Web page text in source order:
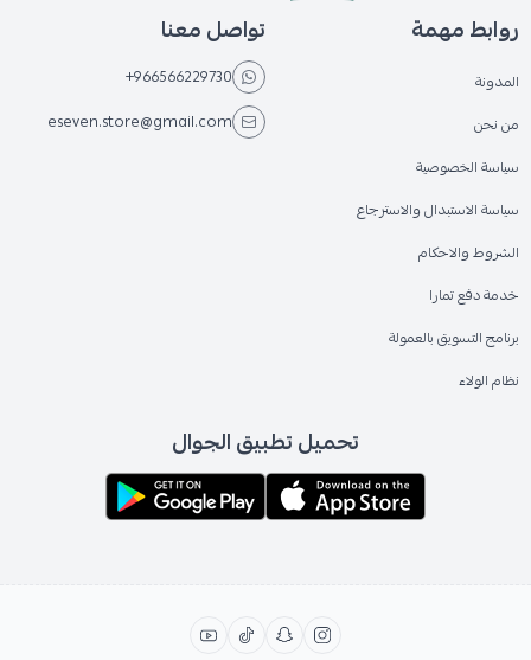
روابط مهمة
المدونة
من نحن
سياسة الخصوصية
سياسة الاستبدال والاسترجاع
الشروط والاحكام
خدمة دفع تمارا
برنامج التسويق بالعمولة
نظام الولاء
تواصل معنا
+966566229730
eseven.store@gmail.com
تحميل تطبيق الجوال